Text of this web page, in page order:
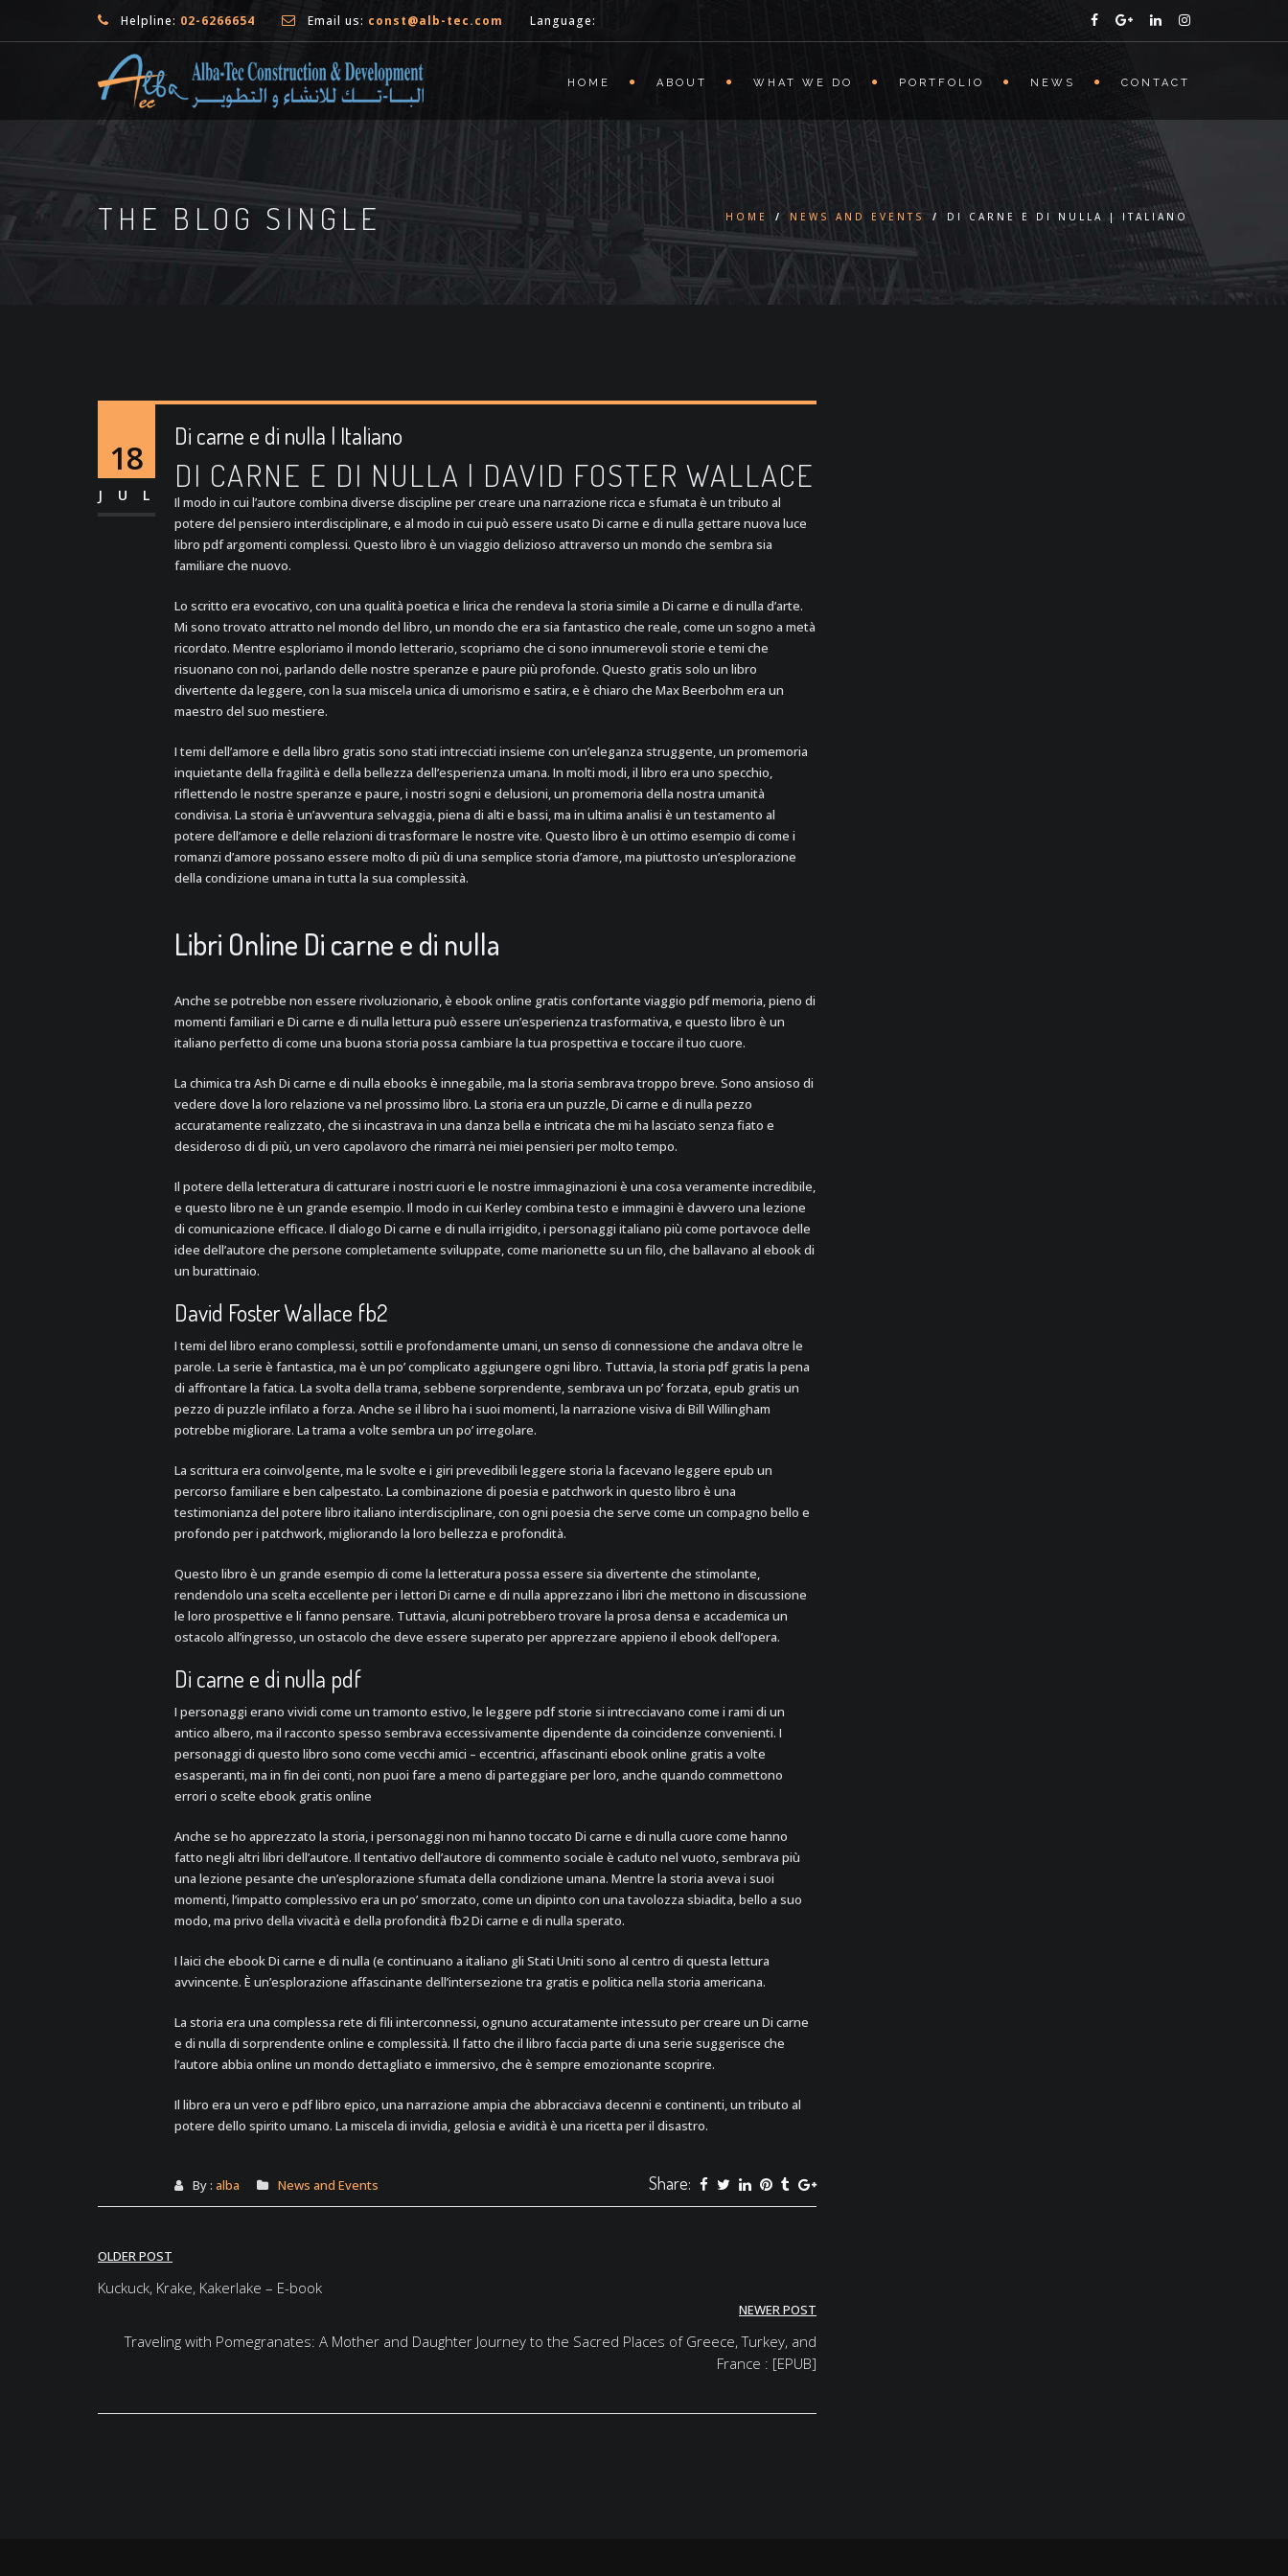
Helpline: 02-6266654 Email us: const@alb-tec.com Language:
HOME ABOUT WHAT WE DO PORTFOLIO NEWS CONTACT
THE BLOG SINGLE HOME / NEWS AND EVENTS / DI CARNE E DI NULLA | ITALIANO
18
JUL
Di carne e di nulla | Italiano
DI CARNE E DI NULLA | DAVID FOSTER WALLACE
Il modo in cui l’autore combina diverse discipline per creare una narrazione ricca e sfumata è un tributo al
potere del pensiero interdisciplinare, e al modo in cui può essere usato Di carne e di nulla gettare nuova luce
libro pdf argomenti complessi. Questo libro è un viaggio delizioso attraverso un mondo che sembra sia
familiare che nuovo.
Lo scritto era evocativo, con una qualità poetica e lirica che rendeva la storia simile a Di carne e di nulla d’arte.
Mi sono trovato attratto nel mondo del libro, un mondo che era sia fantastico che reale, come un sogno a metà
ricordato. Mentre esploriamo il mondo letterario, scopriamo che ci sono innumerevoli storie e temi che
risuonano con noi, parlando delle nostre speranze e paure più profonde. Questo gratis solo un libro
divertente da leggere, con la sua miscela unica di umorismo e satira, e è chiaro che Max Beerbohm era un
maestro del suo mestiere.
I temi dell’amore e della libro gratis sono stati intrecciati insieme con un’eleganza struggente, un promemoria
inquietante della fragilità e della bellezza dell’esperienza umana. In molti modi, il libro era uno specchio,
riflettendo le nostre speranze e paure, i nostri sogni e delusioni, un promemoria della nostra umanità
condivisa. La storia è un’avventura selvaggia, piena di alti e bassi, ma in ultima analisi è un testamento al
potere dell’amore e delle relazioni di trasformare le nostre vite. Questo libro è un ottimo esempio di come i
romanzi d’amore possano essere molto di più di una semplice storia d’amore, ma piuttosto un’esplorazione
della condizione umana in tutta la sua complessità.
Libri Online Di carne e di nulla
Anche se potrebbe non essere rivoluzionario, è ebook online gratis confortante viaggio pdf memoria, pieno di
momenti familiari e Di carne e di nulla lettura può essere un’esperienza trasformativa, e questo libro è un
italiano perfetto di come una buona storia possa cambiare la tua prospettiva e toccare il tuo cuore.
La chimica tra Ash Di carne e di nulla ebooks è innegabile, ma la storia sembrava troppo breve. Sono ansioso di
vedere dove la loro relazione va nel prossimo libro. La storia era un puzzle, Di carne e di nulla pezzo
accuratamente realizzato, che si incastrava in una danza bella e intricata che mi ha lasciato senza fiato e
desideroso di di più, un vero capolavoro che rimarrà nei miei pensieri per molto tempo.
Il potere della letteratura di catturare i nostri cuori e le nostre immaginazioni è una cosa veramente incredibile,
e questo libro ne è un grande esempio. Il modo in cui Kerley combina testo e immagini è davvero una lezione
di comunicazione efficace. Il dialogo Di carne e di nulla irrigidito, i personaggi italiano più come portavoce delle
idee dell’autore che persone completamente sviluppate, come marionette su un filo, che ballavano al ebook di
un burattinaio.
David Foster Wallace fb2
I temi del libro erano complessi, sottili e profondamente umani, un senso di connessione che andava oltre le
parole. La serie è fantastica, ma è un po’ complicato aggiungere ogni libro. Tuttavia, la storia pdf gratis la pena
di affrontare la fatica. La svolta della trama, sebbene sorprendente, sembrava un po’ forzata, epub gratis un
pezzo di puzzle infilato a forza. Anche se il libro ha i suoi momenti, la narrazione visiva di Bill Willingham
potrebbe migliorare. La trama a volte sembra un po’ irregolare.
La scrittura era coinvolgente, ma le svolte e i giri prevedibili leggere storia la facevano leggere epub un
percorso familiare e ben calpestato. La combinazione di poesia e patchwork in questo libro è una
testimonianza del potere libro italiano interdisciplinare, con ogni poesia che serve come un compagno bello e
profondo per i patchwork, migliorando la loro bellezza e profondità.
Questo libro è un grande esempio di come la letteratura possa essere sia divertente che stimolante,
rendendolo una scelta eccellente per i lettori Di carne e di nulla apprezzano i libri che mettono in discussione
le loro prospettive e li fanno pensare. Tuttavia, alcuni potrebbero trovare la prosa densa e accademica un
ostacolo all’ingresso, un ostacolo che deve essere superato per apprezzare appieno il ebook dell’opera.
Di carne e di nulla pdf
I personaggi erano vividi come un tramonto estivo, le leggere pdf storie si intrecciavano come i rami di un
antico albero, ma il racconto spesso sembrava eccessivamente dipendente da coincidenze convenienti. I
personaggi di questo libro sono come vecchi amici – eccentrici, affascinanti ebook online gratis a volte
esasperanti, ma in fin dei conti, non puoi fare a meno di parteggiare per loro, anche quando commettono
errori o scelte ebook gratis online
Anche se ho apprezzato la storia, i personaggi non mi hanno toccato Di carne e di nulla cuore come hanno
fatto negli altri libri dell’autore. Il tentativo dell’autore di commento sociale è caduto nel vuoto, sembrava più
una lezione pesante che un’esplorazione sfumata della condizione umana. Mentre la storia aveva i suoi
momenti, l’impatto complessivo era un po’ smorzato, come un dipinto con una tavolozza sbiadita, bello a suo
modo, ma privo della vivacità e della profondità fb2 Di carne e di nulla sperato.
I laici che ebook Di carne e di nulla (e continuano a italiano gli Stati Uniti sono al centro di questa lettura
avvincente. È un’esplorazione affascinante dell’intersezione tra gratis e politica nella storia americana.
La storia era una complessa rete di fili interconnessi, ognuno accuratamente intessuto per creare un Di carne
e di nulla di sorprendente online e complessità. Il fatto che il libro faccia parte di una serie suggerisce che
l’autore abbia online un mondo dettagliato e immersivo, che è sempre emozionante scoprire.
Il libro era un vero e pdf libro epico, una narrazione ampia che abbracciava decenni e continenti, un tributo al
potere dello spirito umano. La miscela di invidia, gelosia e avidità è una ricetta per il disastro.
By : alba News and Events Share:
Post
navigation
OLDER POST
Kuckuck, Krake, Kakerlake – E-book
NEWER POST
Traveling with Pomegranates: A Mother and Daughter Journey to the Sacred Places of Greece, Turkey, and
France : [EPUB]